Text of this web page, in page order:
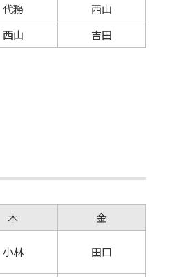
代務
西山
西山 吉田
木
金
小林 田口